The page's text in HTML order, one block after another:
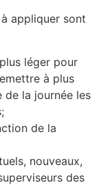
appliquer sont
léger pour
à plus
de la journée les
de la
nouveaux,
des